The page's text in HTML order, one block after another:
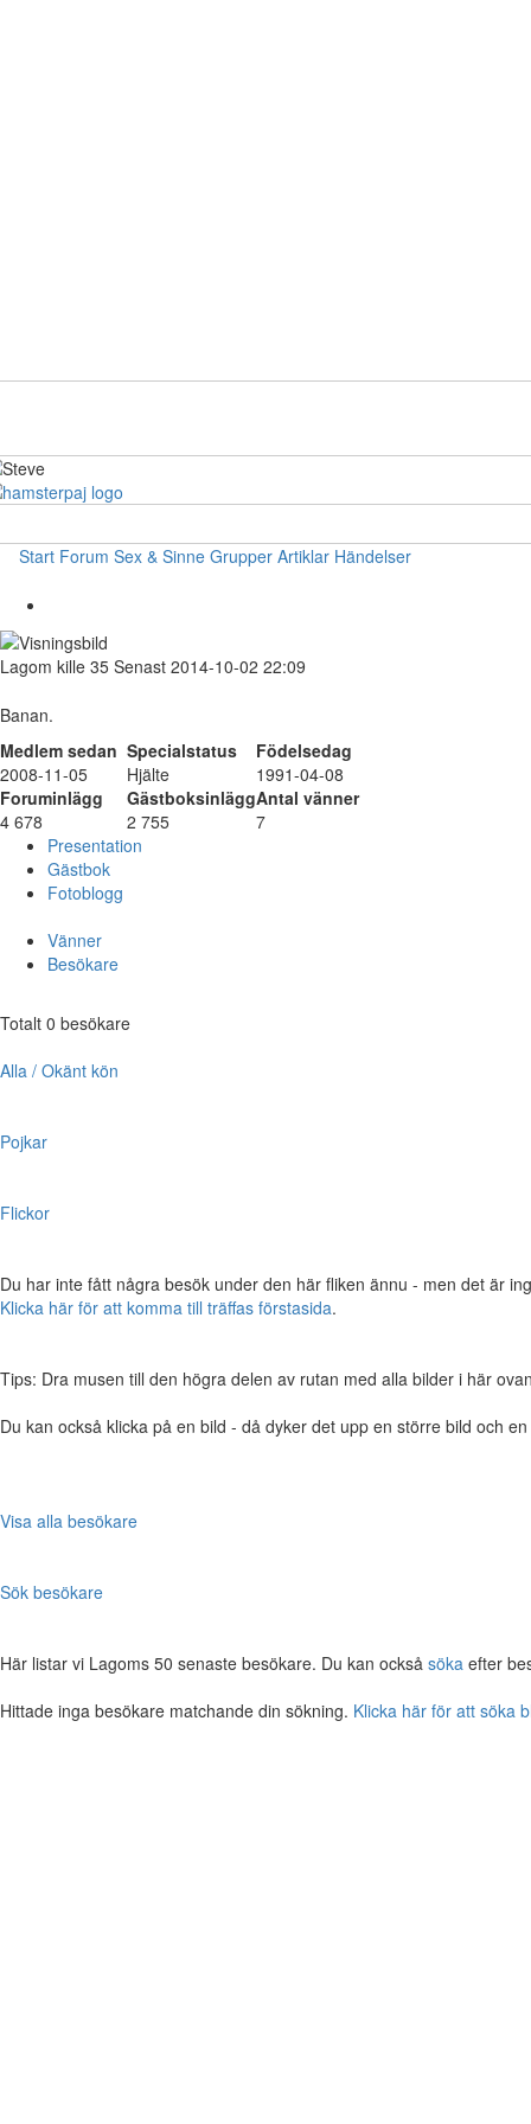
Start Forum Sex & Sinne Grupper Artiklar Händelser
Lagom kille 35 Senast 2014-10-02 22:09
Banan.
Medlem sedan Specialstatus
Födelsedag
2008-11-05
Hjälte
1991-04-08
Foruminlägg
GästboksinläggAntal vänner
4 678
2 755
7
Presentation
Gästbok
Fotoblogg
Vänner
Besökare
Totalt 0 besökare
Alla / Okänt kön
Pojkar
Flickor
Du har inte fått några besök under den här fliken ännu - men det är
Klicka här för att komma till träffas förstasida.
Tips: Dra musen till den högra delen av rutan med alla bilder i här
Du kan också klicka på en bild - då dyker det upp en större bild och
Visa alla besökare
Sök besökare
Här listar vi Lagoms 50 senaste besökare. Du kan också söka efter
Hittade inga besökare matchande din sökning. Klicka här för att söka